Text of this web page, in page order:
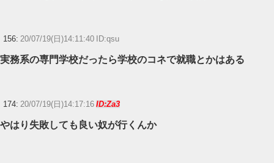
156: 20/07/19(日)14:11:40 ID:qsu
実務系の専門学校だったら学校のコネで就職とかはある
174: 20/07/19(日)14:17:16 ID:Za3
やはり失敗しても良い奴が行くんか